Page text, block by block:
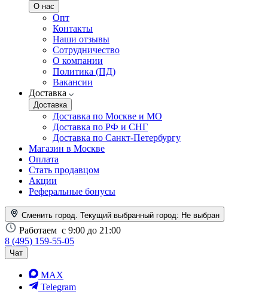
О нас
Опт
Контакты
Наши отзывы
Сотрудничество
О компании
Политика (ПД)
Вакансии
Доставка
Доставка
Доставка по Москве и МО
Доставка по РФ и СНГ
Доставка по Санкт-Петербургу
Магазин в Москве
Оплата
Стать продавцом
Акции
Реферальные бонусы
Сменить город. Текущий выбранный город: Не выбран
Работаем с 9:00 до 21:00
8 (495) 159-55-05
Чат
MAX
Telegram